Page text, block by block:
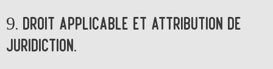
9. Droit applicable et attribution de
juridiction.